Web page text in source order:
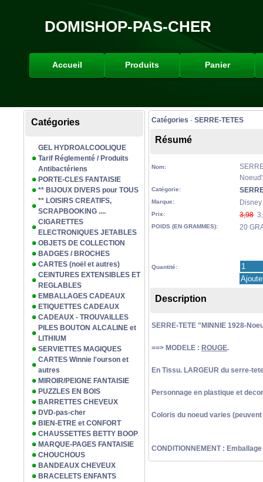
DOMISHOP-PAS-CHER
Accueil Produits Panier
Catégories
GEL HYDROALCOOLIQUE
Tarif Réglementé / Produits
Antibactériens
PORTE-CLES FANTAISIE
** BIJOUX DIVERS pour TOUS
** LOISIRS CREATIFS,
SCRAPBOOKING ....
CIGARETTES
ELECTRONIQUES JETABLES
OBJETS DE COLLECTION
BADGES / BROCHES
CARTES (noël et autres)
CEINTURES EXTENSIBLES ET
REGLABLES
EMBALLAGES CADEAUX
ETIQUETTES CADEAUX
CADEAUX - TROUVAILLES
PILES BOUTON ALCALINE et
LITHIUM
SERVIETTES MAGIQUES
CARTES Winnie l'ourson et
autres
MIROIR/PEIGNE FANTAISIE
PUZZLES EN BOIS
BARRETTES CHEVEUX
DVD-pas-cher
BIEN-ETRE et CONFORT
CHAUSSETTES BETTY BOOP
MARQUE-PAGES FANTAISIE
CHOUCHOUS
BANDEAUX CHEVEUX
BRACELETS ENFANTS
Catégories - SERRE-TETES
Résumé
Nom:
Catégorie:
Marque: Disney
Prix: 3,98
POIDS (EN GRAMMES): 20
Quantité:
Description
SERRE-TETE "MINNIE 1928-
==> MODELE : ROUGE.
En Tissu. LARGEUR du serre-
Personnage en plastique et
Coloris du noeud varies
CONDITIONNEMENT :